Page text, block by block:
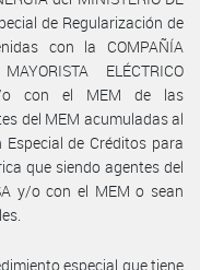
de Regularización de
con la COMPAÑÍA
ELÉCTRICO
y/o con el MEM de las
del MEM acumuladas al
de Créditos para
que siendo agentes del
y/o con el MEM o sean
especial que tiene